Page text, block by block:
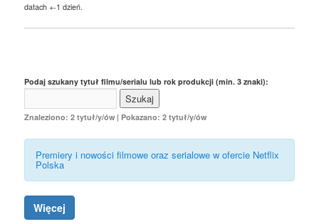
datach +-1 dzień.
Podaj szukany tytuł filmu/serialu lub rok produkcji (min. 3 znaki):
Znaleziono: 2 tytuł/y/ów | Pokazano: 2 tytuł/y/ów
Premiery i nowości filmowe oraz serialowe w ofercie Netflix
Polska
Więcej